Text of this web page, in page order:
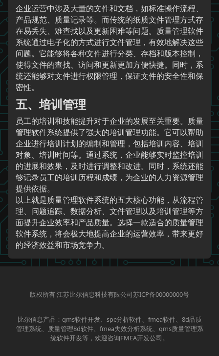
企业运营中涉及大量的文件和文档，如标准操作流程、
产品规范、质量记录等。而传统的纸质文件管理方式存
在易丢失、难查找以及更新困难等问题。质量管理软件
系统通过电子化的方式进行文件管理，有效地解决这些
问题。它能够将各种文件进行分类、存档和版本控制，
使得文件的查找、访问和更新更加方便快捷。同时，系
统还能够对文件进行权限管理，保证文件的安全性和保
密性。
五、培训管理
员工的培训和技能提升对于企业的发展至关重要。质量
管理软件系统提供了强大的培训管理功能。它可以帮助
企业进行培训计划的编制和管理，包括培训内容、培训
对象、培训时间等。通过系统，企业能够实时监控培训
的进展和效果，及时进行调整和改进。同时，系统还能
够记录员工的培训历程和成绩，为企业的人力资源管理
提供依据。
以上就是质量管理软件系统的五大核心功能，从流程管
理、问题追踪、数据分析、文件管理以及培训管理等方
面提升企业效率和产品质量。选择一款适合的质量管理
软件系统，将会极大地提高企业的运营效率，带来更好
的经济效益和市场竞争力。
版权所有 江苏比尔信息科技有限公司苏ICP备00000000号
比尔信息产品：qms软件开发、spc分析软件、fmea软件、8d品质
管理系统、质量管理8d软件、fmea失效分析系统、qms质量管理系
统软件开发等，欢迎咨询FMEA开发公司。